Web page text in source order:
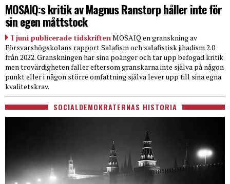
MOSAIQ:s kritik av Magnus Ranstorp håller inte för
sin egen måttstock
I juni publicerade tidskriften MOSAIQ en granskning av
Försvarshögskolans rapport Salafism och salafistisk jihadism 2.0
från 2022. Granskningen har sina poänger och tar upp befogad kritik
men trovärdigheten faller eftersom granskarna inte själva på någon
punkt eller i någon större omfattning själva lever upp till sina egna
kvalitetskrav.
SOCIALDEMOKRATERNAS HISTORIA